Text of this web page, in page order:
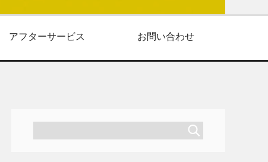
アフターサービス お問い合わせ